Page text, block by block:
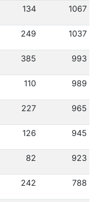
134 1067
249 1037
385 993
110 989
227 965
126 945
82 923
242 788